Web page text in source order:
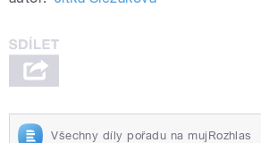
Všechny díly pořadu na mujRozhlas